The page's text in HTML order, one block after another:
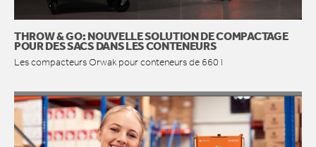
CONTACT
THROW & GO: NOUVELLE SOLUTION DE COMPACTAGE
POUR DES SACS DANS LES CONTENEURS
Les compacteurs Orwak pour conteneurs de 660 l